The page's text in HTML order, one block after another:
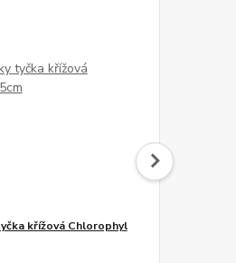
křížová Chlorophyl